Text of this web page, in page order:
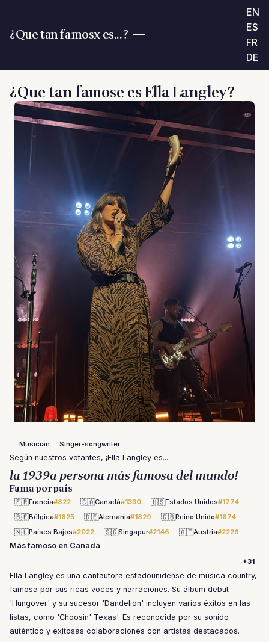
¿Que tan famosx es...?
EN
ES
FR
DE
¿Que tan famose es Ella Langley?
Musician Singer-songwriter
Según nuestros votantes, ¡Ella Langley es...
la 1939a persona más famosa del mundo!
Fama por país
🇫🇷Francia#822 🇨🇦Canadá#1330 🇺🇸Estados Unidos#1774
🇧🇪Bélgica#1825 🇩🇪Alemania#1829 🇬🇧Reino Unido#1874
🇳🇱Países Bajos#2022 🇸🇬Singapur#2146 🇦🇹Austria#2226
Más famoso en Canadá
+31
Ella Langley es una cantautora estadounidense de música country,
famosa por sus ricas voces y narraciones. Su álbum debut
'Hungover' y su sucesor 'Dandelion' incluyen varios éxitos en las
listas, como 'Choosin' Texas'. Es reconocida por su sonido
auténtico y exitosas colaboraciones con artistas destacados.